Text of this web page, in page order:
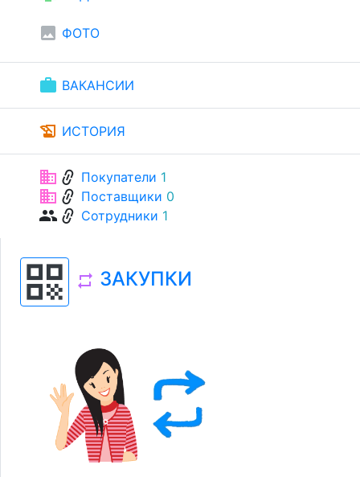
image ФОТО
work ВАКАНСИИ
history_edu ИСТОРИЯ
businesslink Покупатели 1
businesslink Поставщики 0
grouplink Сотрудники 1
qr_code repeat ЗАКУПКИ